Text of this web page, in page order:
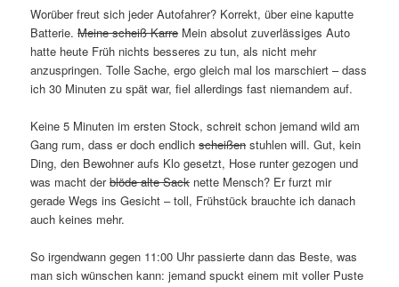
Worüber freut sich jeder Autofahrer? Korrekt, über eine kaputte
Batterie.Meine scheiß Karre Mein absolut zuverlässiges Auto
hatte heute Früh nichts besseres zu tun, als nicht mehr
anzuspringen. Tolle Sache, ergo gleich mal los marschiert – dass
ich 30 Minuten zu spät war, fiel allerdings fast niemandem auf.
Keine 5 Minuten im ersten Stock, schreit schon jemand wild am
Gang rum, dass er doch endlichscheißen stuhlen will. Gut, kein
Ding, den Bewohner aufs Klo gesetzt, Hose runter gezogen und
was macht derblöde alte Sack nette Mensch? Er furzt mir
gerade Wegs ins Gesicht – toll, Frühstück brauchte ich danach
auch keines mehr.
So irgendwann gegen 11:00 Uhr passierte dann das Beste, was
man sich wünschen kann: jemand spuckt einem mit voller Puste